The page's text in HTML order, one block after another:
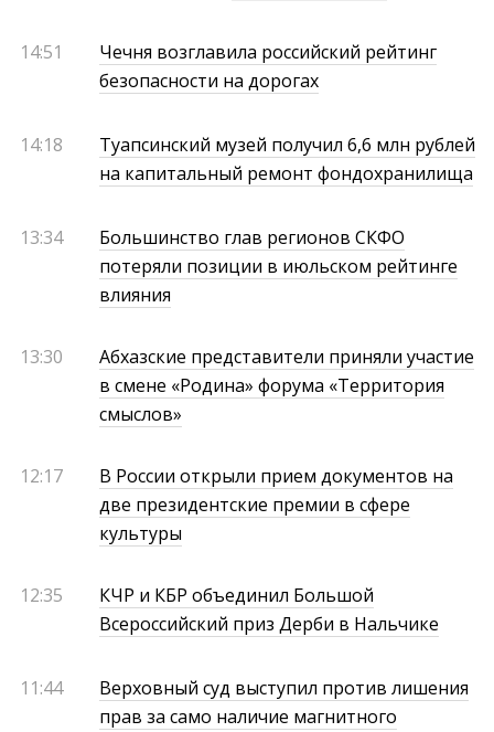
14:51
Чечня возглавила российский рейтинг
безопасности на дорогах
14:18
Туапсинский музей получил 6,6 млн рублей
на капитальный ремонт фондохранилища
13:34
Большинство глав регионов СКФО
потеряли позиции в июльском рейтинге
влияния
13:30
Абхазские представители приняли участие
в смене «Родина» форума «Территория
смыслов»
12:17
В России открыли прием документов на
две президентские премии в сфере
культуры
12:35
КЧР и КБР объединил Большой
Всероссийский приз Дерби в Нальчике
11:44
Верховный суд выступил против лишения
прав за само наличие магнитного